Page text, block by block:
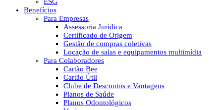
Benefícios
Para Empresas
Assessoria Jurídica
Certificado de Origem
Gestão de compras coletivas
Locação de salas e equipamentos multimídia
Para Colaboradores
Cartão Bee
Cartão Útil
Clube de Descontos e Vantagens
Planos de Saúde
Planos Odontológicos